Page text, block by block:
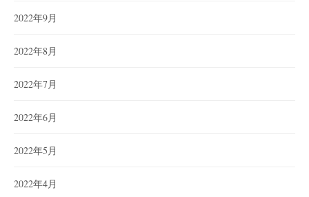
2022年9月
2022年8月
2022年7月
2022年6月
2022年5月
2022年4月